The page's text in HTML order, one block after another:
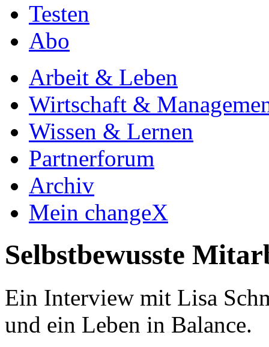
Testen
Abo
Arbeit & Leben
Wirtschaft &
Wissen & Lernen
Partnerforum
Archiv
Mein changeX
Selbstbewusste
Ein Interview mit Lisa
und ein Leben in Balance.